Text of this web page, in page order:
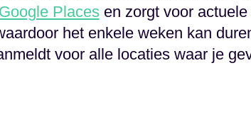
Google Placesen zorgt voor
het enkele weken kan
voor alle locaties waar je